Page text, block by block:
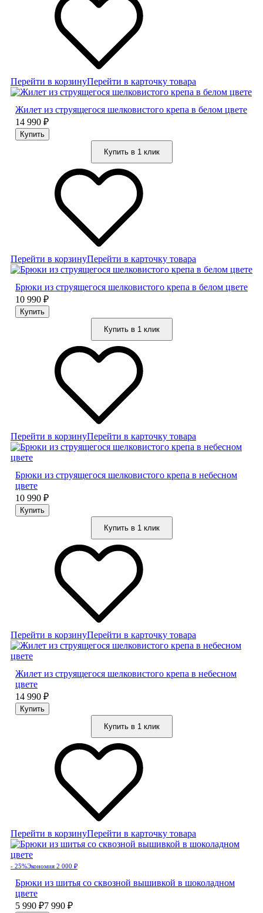
Перейти в корзинуПерейти в карточку товара
Жилет из струящегося шелковистого крепа в белом цвете
14 990 ₽
Купить в 1 клик
Перейти в корзинуПерейти в карточку товара
Брюки из струящегося шелковистого крепа в белом цвете
10 990 ₽
Купить в 1 клик
Перейти в корзинуПерейти в карточку товара
Брюки из струящегося шелковистого крепа в небесном
цвете
10 990 ₽
Купить в 1 клик
Перейти в корзинуПерейти в карточку товара
Жилет из струящегося шелковистого крепа в небесном
цвете
14 990 ₽
Купить в 1 клик
Перейти в корзинуПерейти в карточку товара
- 25%Экономия 2 000 ₽
Брюки из шитья со сквозной вышивкой в шоколадном
цвете
5 990 ₽7 990 ₽